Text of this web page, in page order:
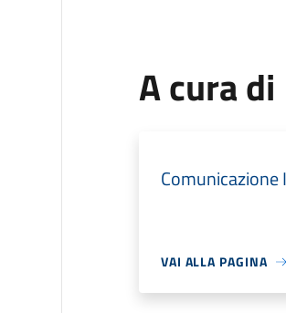
A cura di
VAI ALLA PAGINA